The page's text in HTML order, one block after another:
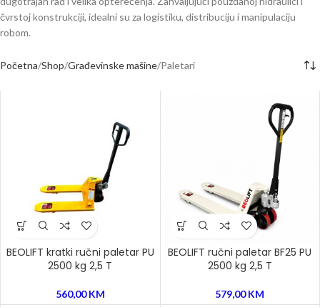
čvrstoj konstrukciji, idealni su za logistiku, distribuciju i manipulaciju
robom.
Početna Shop Građevinske mašine Paletari
BEOLIFT kratki ručni paletar PU
2500 kg 2,5 T
560,00KM
BEOLIFT ručni paletar BF25 PU
2500 kg 2,5 T
579,00KM